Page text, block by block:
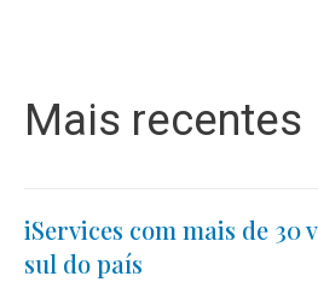
Mais recentes
iServices com mais de 30
sul do país